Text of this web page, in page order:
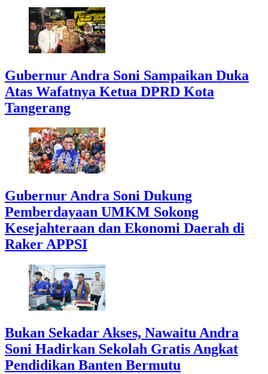
Gubernur Andra Soni Sampaikan Duka
Atas Wafatnya Ketua DPRD Kota
Tangerang
Gubernur Andra Soni Dukung
Pemberdayaan UMKM Sokong
Kesejahteraan dan Ekonomi Daerah di
Raker APPSI
Bukan Sekadar Akses, Nawaitu Andra
Soni Hadirkan Sekolah Gratis Angkat
Pendidikan Banten Bermutu